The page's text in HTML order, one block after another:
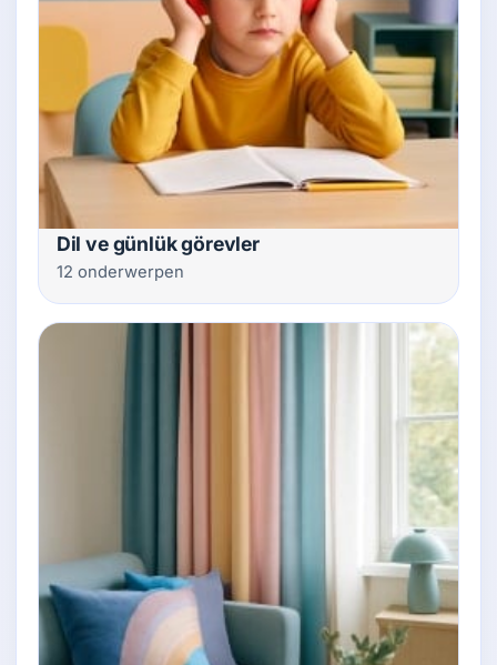
Dil ve günlük görevler
12 onderwerpen